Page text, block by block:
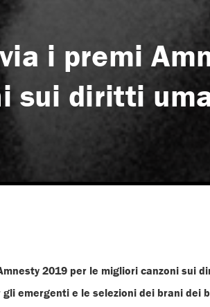
i premi
sui diritti
2019 per le migliori canzoni sui
emergenti e le selezioni dei brani dei